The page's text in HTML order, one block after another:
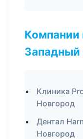
Компании
Западный
Клиника
Новгород
Дентал
Новгород